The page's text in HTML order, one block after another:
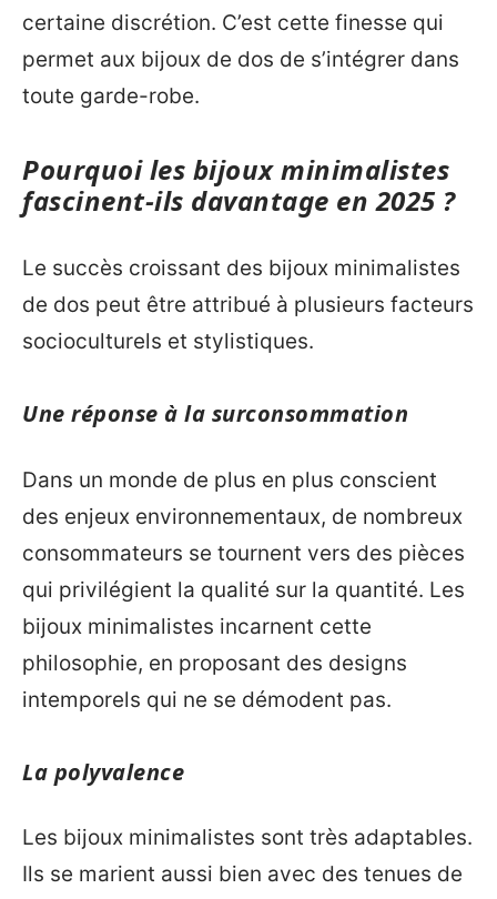
certaine discrétion. C’est cette finesse qui
permet aux bijoux de dos de s’intégrer dans
toute garde-robe.
Pourquoi les bijoux minimalistes
fascinent-ils davantage en 2025 ?
Le succès croissant des bijoux minimalistes
de dos peut être attribué à plusieurs facteurs
socioculturels et stylistiques.
Une réponse à la surconsommation
Dans un monde de plus en plus conscient
des enjeux environnementaux, de nombreux
consommateurs se tournent vers des pièces
qui privilégient la qualité sur la quantité. Les
bijoux minimalistes incarnent cette
philosophie, en proposant des designs
intemporels qui ne se démodent pas.
La polyvalence
Les bijoux minimalistes sont très adaptables.
Ils se marient aussi bien avec des tenues de